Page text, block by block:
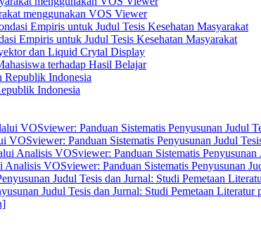
menggunakan VOS Viewer
Empiris untuk Judul Tesis Kesehatan Masyarakat
dan Liquid Crytal Display
terhadap Hasil Belajar
Indonesia
Panduan Sistematis Penyusunan Judul
VOSviewer: Panduan Sistematis Penyusunan
Judul Tesis dan Jurnal: Studi Pemetaan